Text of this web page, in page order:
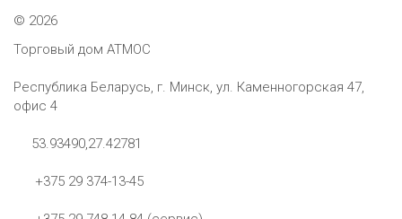
© 2026
Торговый дом АТМОС
Республика Беларусь, г. Минск, ул. Каменногорская 47,
офис 4
53.93490,27.42781
+375 29 374-13-45